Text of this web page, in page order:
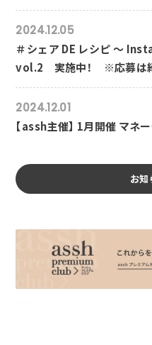
2024.12.05
＃シェア DE レシピ ～
vol.2 実施中！ ※応募は
2024.12.01
【assh主催】 1月開催 マ
お知